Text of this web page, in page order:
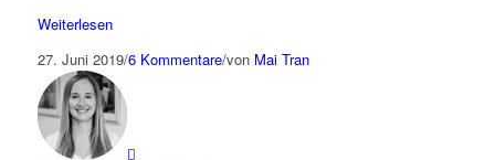
Weiterlesen
27. Juni 2019/6 Kommentare/von Mai Tran